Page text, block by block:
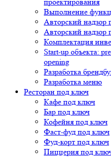
Выполнение
Авторский надзор
Авторский надзор
Комплектация
Start-up объекта:
opening
Разработка
Разработка меню
Ресторан под ключ
Кафе под ключ
Бар под ключ
Кофейня под ключ
Фаст-фуд под ключ
Фуд-корт под ключ
Пиццерия под